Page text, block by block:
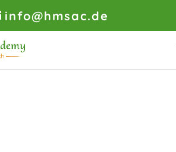
info@hmsac.de